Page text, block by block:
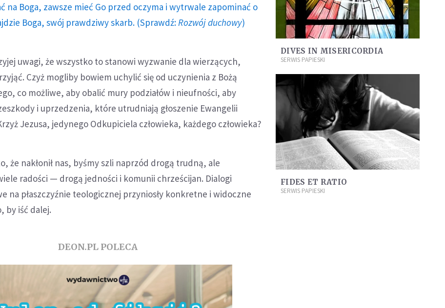
na Boga, zawsze mieć Go przed oczyma i wytrwale zapominać o
Boga, swój prawdziwy skarb. (Sprawdź: Rozwój duchowy)
uwagi, że wszystko to stanowi wyzwanie dla wierzących,
Czyż mogliby bowiem uchylić się od uczynienia z Bożą
co możliwe, aby obalić mury podziałów i nieufności, aby
i uprzedzenia, które utrudniają głoszenie Ewangelii
Jezusa, jedynego Odkupiciela człowieka, każdego człowieka?
że nakłonił nas, byśmy szli naprzód drogą trudną, ale
radości — drogą jedności i komunii chrześcijan. Dialogi
na płaszczyźnie teologicznej przyniosły konkretne i widoczne
by iść dalej.
DEON.PL POLECA
DIVES IN MISERICORDIA
SERWIS PAPIESKI
FIDES ET RATIO
SERWIS PAPIESKI